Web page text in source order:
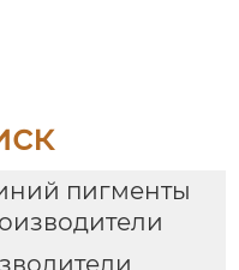
пигменты